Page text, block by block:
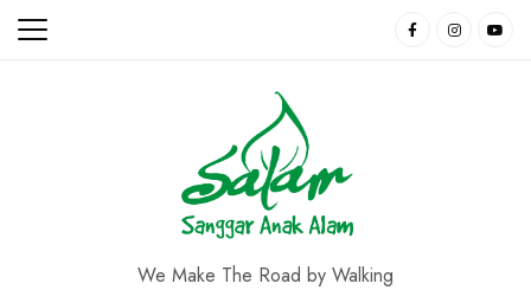
Skip
We Make The Road by Walking